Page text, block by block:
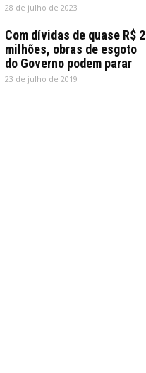
28 de julho de 2023
Com dívidas de quase R$ 2
milhões, obras de esgoto
do Governo podem parar
23 de julho de 2019